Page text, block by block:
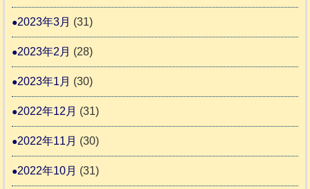
2023年3月 (31)
2023年2月 (28)
2023年1月 (30)
2022年12月 (31)
2022年11月 (30)
2022年10月 (31)